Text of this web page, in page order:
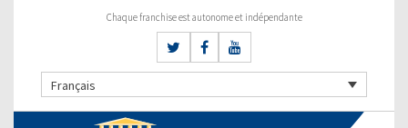
Chaque franchise est autonome et indépendante
Français